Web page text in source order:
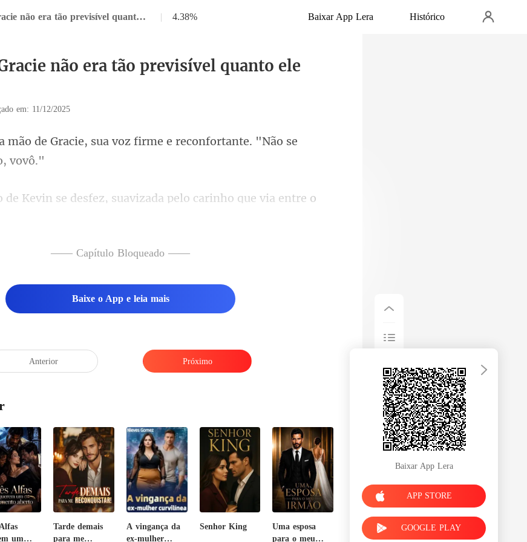
Capítulo 12 Gracie não era tão previsível quanto ele imaginava | 4.38% Baixar App Lera Histórico
não era tão previsível quanto ele
em: 11/12/2025
sua voz firme e reconfortante.
carinho que via entre o
—— Capítulo Bloqueado ——
Baixe o App e leia mais
Anterior Próximo
um
Tarde demais
para me
A vingança da
ex-mulher
Senhor King
Uma esposa
para o meu
Baixar App Lera
APP STORE
GOOGLE PLAY